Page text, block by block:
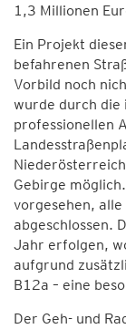
1,3 Millionen
Ein Projekt
befahrenen
Vorbild noch
wurde durch die
professionellen
Gebirge
vorgesehen,
abgeschlossen.
Jahr erfolgen,
aufgrund
B12a – eine
Der Geh- und